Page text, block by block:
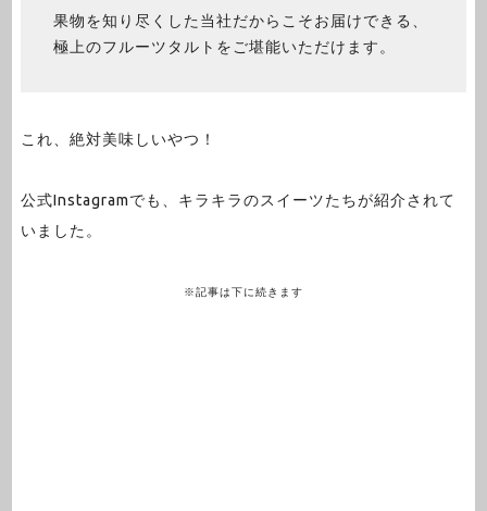
果物を知り尽くした当社だからこそお届けできる、
極上のフルーツタルトをご堪能いただけます。
これ、絶対美味しいやつ！
公式Instagramでも、キラキラのスイーツたちが紹介されて
いました。
※記事は下に続きます